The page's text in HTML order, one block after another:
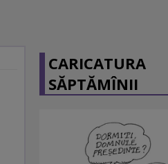
CARICATURA
SĂPTĂMÎNII